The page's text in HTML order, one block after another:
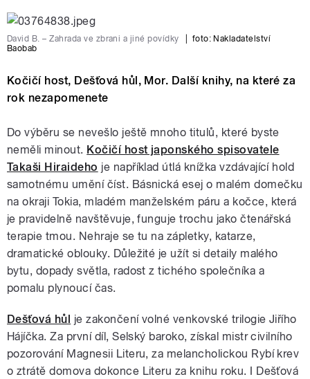
David B. – Zahrada ve zbrani a jiné povídky
foto: Nakladatelství
Baobab
Kočičí host, Dešťová hůl, Mor. Další knihy, na které za
rok nezapomenete
Do výběru se nevešlo ještě mnoho titulů, které byste
neměli minout. Kočičí host japonského spisovatele
Takaši Hiraideho je například útlá knížka vzdávající hold
samotnému umění číst. Básnická esej o malém domečku
na okraji Tokia, mladém manželském páru a kočce, která
je pravidelně navštěvuje, funguje trochu jako čtenářská
terapie tmou. Nehraje se tu na zápletky, katarze,
dramatické oblouky. Důležité je užít si detaily malého
bytu, dopady světla, radost z tichého společníka a
pomalu plynoucí čas.
Dešťová hůl je zakončení volné venkovské trilogie Jiřího
Hájíčka. Za první díl, Selský baroko, získal mistr civilního
pozorování Magnesii Literu, za melancholickou Rybí krev
o ztrátě domova dokonce Literu za knihu roku. I Dešťová